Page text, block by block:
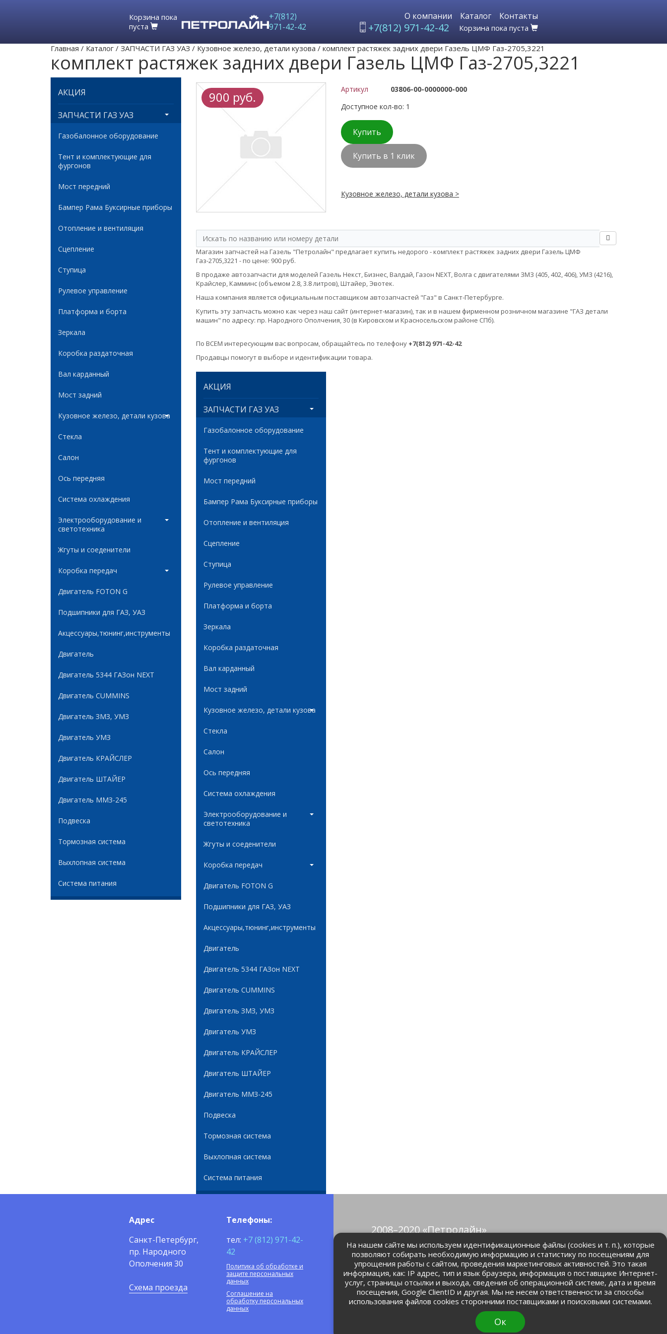
Корзина пока
пуста
+7(812)
971-42-42
О компании Каталог Контакты
+7(812) 971-42-42 Корзина пока пуста
Главная / Каталог / ЗАПЧАСТИ ГАЗ УАЗ / Кузовное железо, детали кузова / комплект растяжек задних двери Газель ЦМФ Газ-2705,3221
комплект растяжек задних двери Газель ЦМФ Газ-2705,3221
АКЦИЯ
ЗАПЧАСТИ ГАЗ УАЗ
Газобалонное оборудование
Тент и комплектующие для
фургонов
Мост передний
Бампер Рама Буксирные приборы
Отопление и вентиляция
Сцепление
Ступица
Рулевое управление
Платформа и борта
Зеркала
Коробка раздаточная
Вал карданный
Мост задний
Кузовное железо, детали кузова
Стекла
Салон
Ось передняя
Система охлаждения
Электрооборудование и
светотехника
Жгуты и соеденители
Коробка передач
Двигатель FOTON G
Подшипники для ГАЗ, УАЗ
Акцессуары,тюнинг,инструменты
Двигатель
Двигатель 5344 ГАЗон NEXT
Двигатель CUMMINS
Двигатель ЗМЗ, УМЗ
Двигатель УМЗ
Двигатель КРАЙСЛЕР
Двигатель ШТАЙЕР
Двигатель ММЗ-245
Подвеска
Тормозная система
Выхлопная система
Система питания
900 руб. Артикул
03806-00-0000000-000
Доступное кол-во: 1
Купить
Купить в 1 клик
Кузовное железо, детали кузова >
Магазин запчастей на Газель "Петролайн" предлагает купить недорого - комплект растяжек задних двери Газель ЦМФ
Газ-2705,3221 - по цене: 900 руб.
В продаже автозапчасти для моделей Газель Некст, Бизнес, Валдай, Газон NEXT, Волга с двигателями ЗМЗ (405, 402, 406), УМЗ (4216),
Крайслер, Камминс (объемом 2.8, 3.8 литров), Штайер, Эвотек.
Наша компания является официальным поставщиком автозапчастей "Газ" в Санкт-Петербурге.
Купить эту запчасть можно как через наш сайт (интернет-магазин), так и в нашем фирменном розничном магазине "ГАЗ детали
машин" по адресу: пр. Народного Ополчения, 30 (в Кировском и Красносельском районе СПб).
По ВСЕМ интересующим вас вопросам, обращайтесь по телефону +7(812) 971-42-42
Продавцы помогут в выборе и идентификации товара.
АКЦИЯ
ЗАПЧАСТИ ГАЗ УАЗ
Газобалонное оборудование
Тент и комплектующие для
фургонов
Мост передний
Бампер Рама Буксирные приборы
Отопление и вентиляция
Сцепление
Ступица
Рулевое управление
Платформа и борта
Зеркала
Коробка раздаточная
Вал карданный
Мост задний
Кузовное железо, детали кузова
Стекла
Салон
Ось передняя
Система охлаждения
Электрооборудование и
светотехника
Жгуты и соеденители
Коробка передач
Двигатель FOTON G
Подшипники для ГАЗ, УАЗ
Акцессуары,тюнинг,инструменты
Двигатель
Двигатель 5344 ГАЗон NEXT
Двигатель CUMMINS
Двигатель ЗМЗ, УМЗ
Двигатель УМЗ
Двигатель КРАЙСЛЕР
Двигатель ШТАЙЕР
Двигатель ММЗ-245
Подвеска
Тормозная система
Выхлопная система
Система питания
Адрес
Санкт-Петербург,
пр. Народного
Ополчения 30
Схема проезда
Телефоны:
тел: +7 (812) 971-42-
42
Политика об обработке и
защите персональных
данных
Соглашение на
обработку персональных
данных
2008–2020 «Петролайн»
© Все права защищены.
petrolain@mail.ru
На нашем сайте мы используем идентификационные файлы (cookies и т. п.), которые
позволяют собирать необходимую информацию и статистику по посещениям для
упрощения работы с сайтом, проведения маркетинговых активностей. Это такая
информация, как: IP адрес, тип и язык браузера, информация о поставщике Интернет-
услуг, страницы отсылки и выхода, сведения об операционной системе, дата и время
посещения, Google ClientID и другая. Мы не несем ответственности за способы
использования файлов cookies сторонними поставщиками и поисковыми системами.
Ок